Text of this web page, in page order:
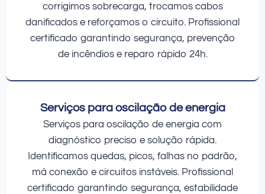
corrigimos sobrecarga, trocamos cabos
danificados e reforçamos o circuito. Profissional
certificado garantindo segurança, prevenção
de incêndios e reparo rápido 24h.
Serviços para oscilação de energia
Serviços para oscilação de energia com
diagnóstico preciso e solução rápida.
Identificamos quedas, picos, falhas no padrão,
má conexão e circuitos instáveis. Profissional
certificado garantindo segurança, estabilidade